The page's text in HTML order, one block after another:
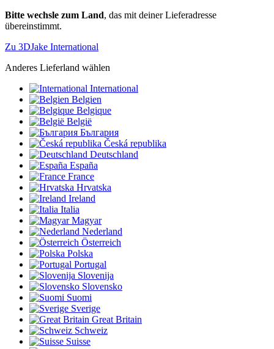
Bitte wechsle zum Land, das mit deiner Lieferadresse
übereinstimmt.
Zu 3DJake International
Anderes Lieferland wählen
International
Belgien
Belgique
België
България
Česká republika
Deutschland
España
France
Hrvatska
Ireland
Italia
Magyar
Nederland
Österreich
Polska
Portugal
Slovenija
Slovensko
Suomi
Sverige
Great Britain
Schweiz
Suisse